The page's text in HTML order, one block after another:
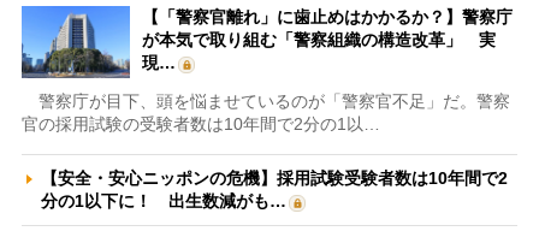
【「警察官離れ」に歯止めはかかるか？】警察庁
が本気で取り組む「警察組織の構造改革」 実
現…
警察庁が目下、頭を悩ませているのが「警察官不足」だ。警察
官の採用試験の受験者数は10年間で2分の1以…
【安全・安心ニッポンの危機】採用試験受験者数は10年間で2
分の1以下に！ 出生数減がも…